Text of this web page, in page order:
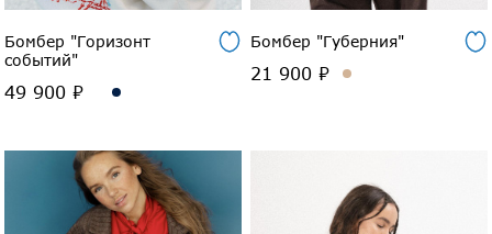
Бомбер "Горизонт
событий"
49 900 ₽
Бомбер "Губерния"
21 900 ₽